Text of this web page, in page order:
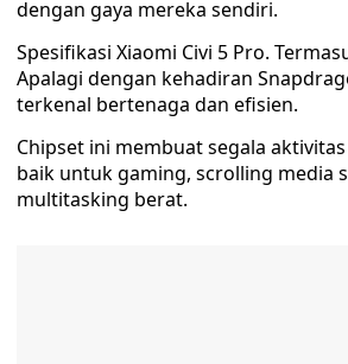
dengan gaya mereka sendiri.
Spesifikasi Xiaomi Civi 5 Pro.
Apalagi dengan kehadiran
terkenal bertenaga dan efisien.
Chipset ini membuat segala
baik untuk gaming, scrolling media
multitasking berat.